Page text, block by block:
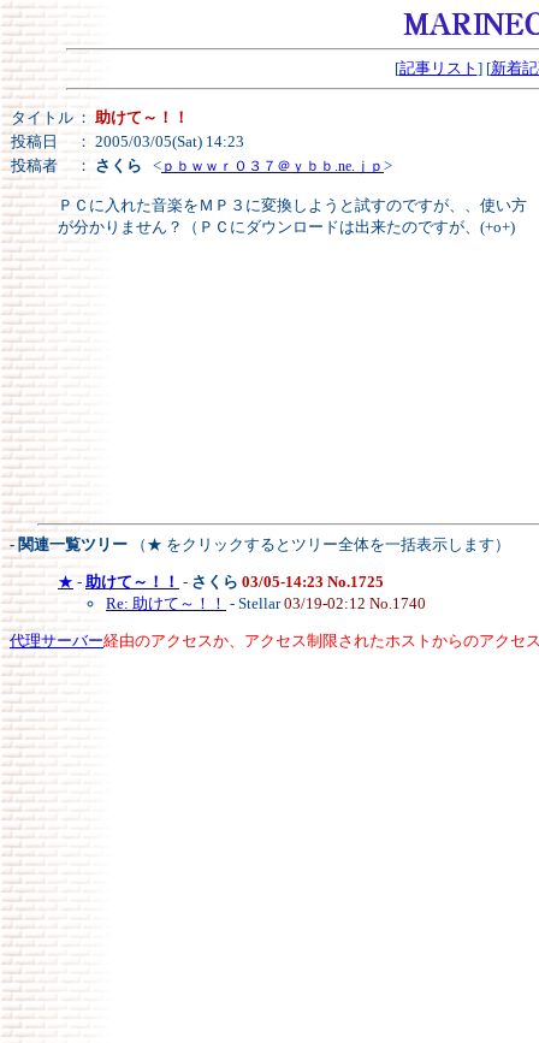
[記事リスト ] [新着
タイトル ： 助けて～！！
投稿日
： 2005/03/05(Sat) 14:23
投稿者
： さくら < ｐｂｗｗｒ０３７＠ｙｂｂ.ne.ｊｐ >
ＰＣに入れた音楽をＭＰ３に変換しようと試すのですが、、使い方
が分かりません？（ＰＣにダウンロードは出来たのですが、(+o+)
- 関連一覧ツリー （★ をクリックするとツリー全体を一括表示します）
★ - 助けて～！！ - さくら 03/05-14:23 No.1725
Re: 助けて～！！ - Stellar03/19-02:12 No.1740
代理サーバー経由のアクセスか、アクセス制限されたホストからのアクセ